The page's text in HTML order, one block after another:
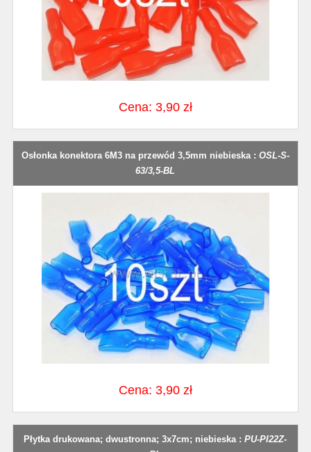
Cena: 3,90 zł
Osłonka konektora 6M3 na przewód 3,5mm niebieska : OSL-S-
63/3,5-BL
Cena: 3,90 zł
Płytka drukowana; dwustronna; 3x7cm; niebieska :PU-PI22Z-